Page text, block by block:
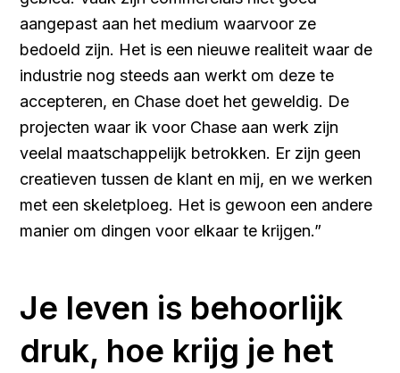
aangepast aan het medium waarvoor ze
bedoeld zijn. Het is een nieuwe realiteit waar de
industrie nog steeds aan werkt om deze te
accepteren, en Chase doet het geweldig. De
projecten waar ik voor Chase aan werk zijn
veelal maatschappelijk betrokken. Er zijn geen
creatieven tussen de klant en mij, en we werken
met een skeletploeg. Het is gewoon een andere
manier om dingen voor elkaar te krijgen.”
Je leven is behoorlijk
druk, hoe krijg je het